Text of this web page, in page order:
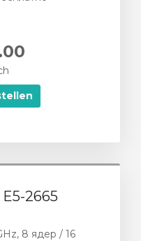
2665
8 ядер / 16